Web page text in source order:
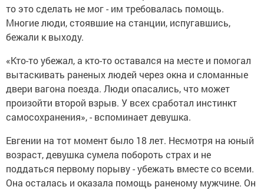
то это сделать не мог - им требовалась помощь.
Многие люди, стоявшие на станции, испугавшись,
бежали к выходу.
«Кто-то убежал, а кто-то оставался на месте и помогал
вытаскивать раненых людей через окна и сломанные
двери вагона поезда. Люди опасались, что может
произойти второй взрыв. У всех сработал инстинкт
самосохранения», - вспоминает девушка.
Евгении на тот момент было 18 лет. Несмотря на юный
возраст, девушка сумела побороть страх и не
поддаться первому порыву - убежать вместе со всеми.
Она осталась и оказала помощь раненому мужчине. Он